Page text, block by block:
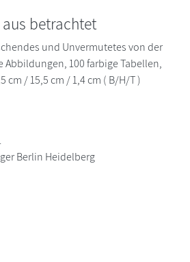
betrachtet
und Unvermutetes von der
Abbildungen, 100 farbige Tabellen,
cm / 15,5 cm / 1,4 cm ( B/H/T )
Berlin Heidelberg